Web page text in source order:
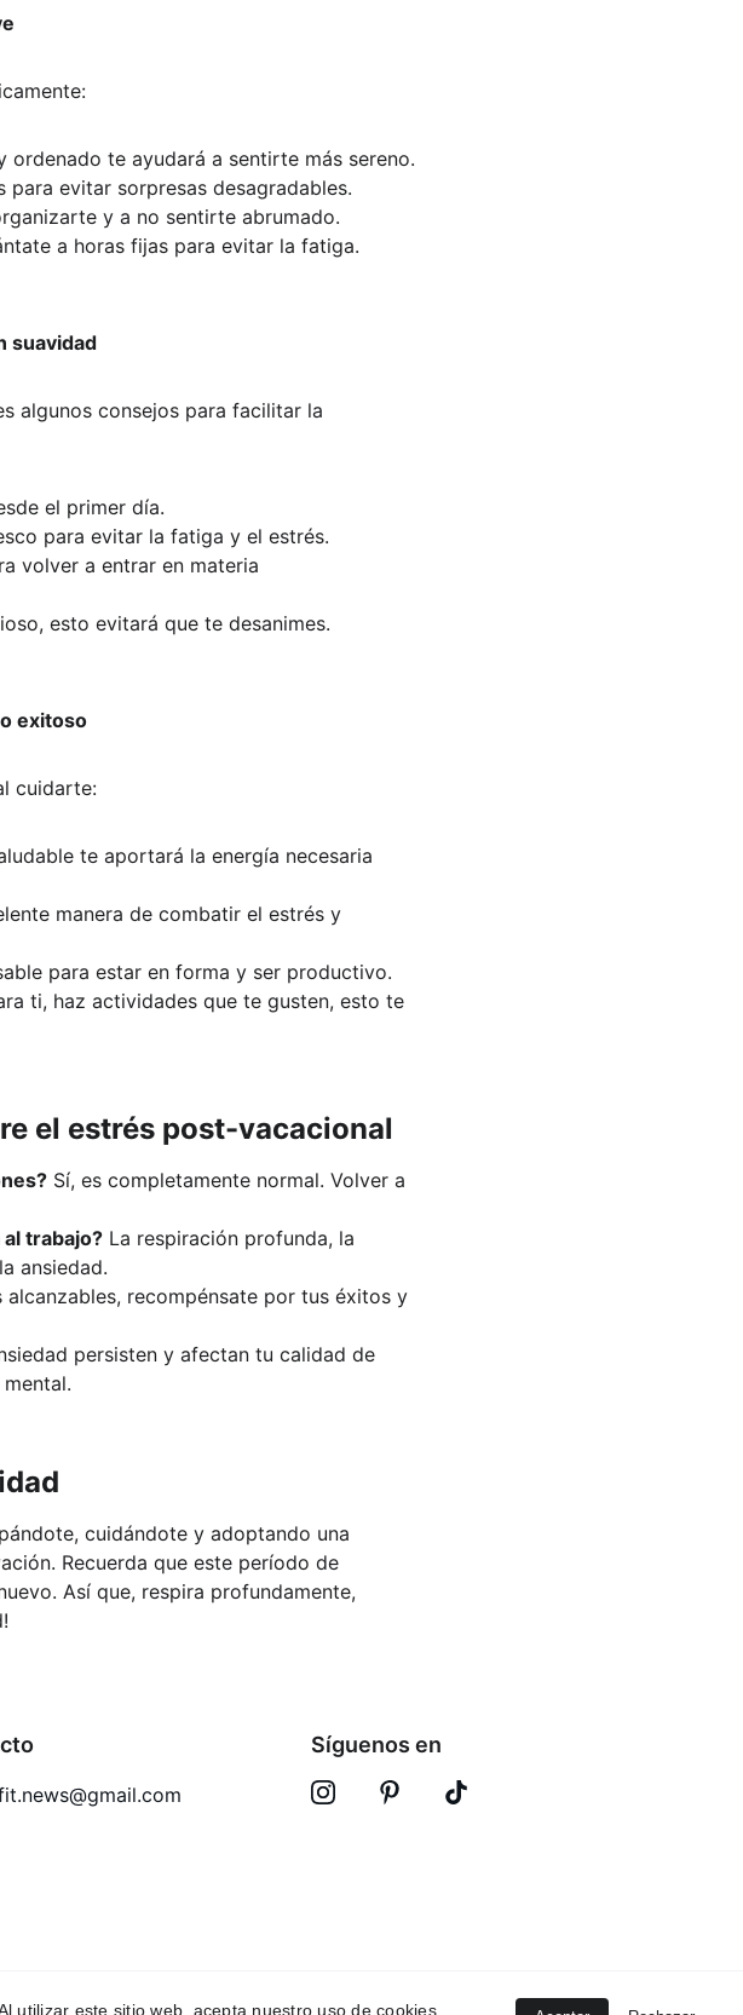
ordenado te ayudará a sentirte más sereno.
evitar sorpresas desagradables.
y a no sentirte abrumado.
a horas fijas para evitar la fatiga.
suavidad
algunos consejos para facilitar la
el primer día.
para evitar la fatiga y el estrés.
volver a entrar en materia
esto evitará que te desanimes.
exitoso
cuidarte:
te aportará la energía necesaria
manera de combatir el estrés y
para estar en forma y ser productivo.
ti, haz actividades que te gusten, esto te
el estrés post-vacacional
Sí, es completamente normal. Volver a
trabajo? La respiración profunda, la
ansiedad.
alcanzables, recompénsate por tus éxitos y
persisten y afectan tu calidad de
cuidándote y adoptando una
Recuerda que este período de
Así que, respira profundamente,
Síguenos en
utilizar este sitio web, acepta nuestro uso de cookies.